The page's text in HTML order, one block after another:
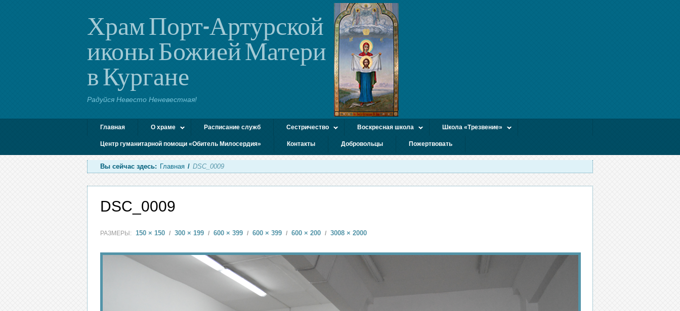
Храм Порт-Артурской
иконы Божией Матери
в Кургане
Радуйся Невесто Неневестная!
Главная О храме Расписание служб Сестричество Воскресная школа Школа «Трезвение»
Центр гуманитарной помощи «Обитель Милосердия» Контакты Добровольцы Пожертвовать
Вы сейчас здесь: Главная / DSC_0009
DSC_0009
РАЗМЕРЫ: 150 × 150 / 300 × 199 / 600 × 399 / 600 × 399 / 600 × 200 / 3008 × 2000